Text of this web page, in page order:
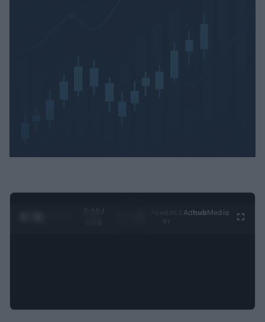
0:28 /
Ad hubMedia